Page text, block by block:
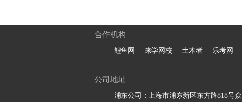
合作机构
鲤鱼网 来学网校 土木者 乐考网
公司地址
浦东公司：上海市浦东新区东方路818号